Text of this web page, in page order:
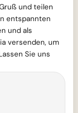
und teilen
entspannten
und als
versenden, um
Sie uns